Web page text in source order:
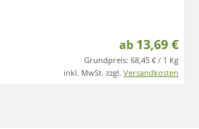
ab 13,69 €
Grundpreis: 68,45 € / 1 Kg
inkl. MwSt. zzgl. Versandkosten